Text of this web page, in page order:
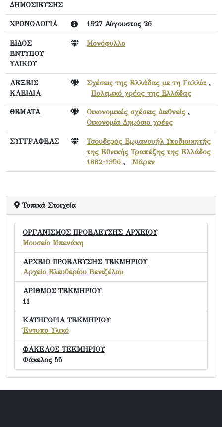
ΔΗΜΟΣΙΕΥΣΗΣ
ΧΡΟΝΟΛΟΓΙΑ 1927 Αύγουστος 26
ΕΙΔΟΣ
ΕΝΤΥΠΟΥ
ΥΛΙΚΟΥ
Μονόφυλλο
ΛΕΞΕΙΣ
ΚΛΕΙΔΙΑ
Σχέσεις της Ελλάδας με τη Γαλλία,
Πολεμικό χρέος της Ελλάδας
ΘΕΜΑΤΑ Οικονομικές σχέσεις Διεθνείς ,
Οικονομία Δημόσιο χρέος
ΣΥΓΓΡΑΦΕΑΣ
Τσουδερός Εμμανουήλ Υποδιοικητής
της Εθνικής Τραπέζης της Ελλάδος
1882-1956 , Μάρεν
Τοπικά Στοιχεία
ΟΡΓΑΝΙΣΜΟΣ ΠΡΟΕΛΕΥΣΗΣ ΑΡΧΕΙΟΥ
Μουσείο Μπενάκη
ΑΡΧΕΙΟ ΠΡΟΕΛΕΥΣΗΣ ΤΕΚΜΗΡΙΟΥ
Αρχείο Ελευθερίου Βενιζέλου
ΑΡΙΘΜΟΣ ΤΕΚΜΗΡΙΟΥ
11
ΚΑΤΗΓΟΡΙΑ ΤΕΚΜΗΡΙΟΥ
Έντυπο Υλικό
ΦΑΚΕΛΟΣ ΤΕΚΜΗΡΙΟΥ
Φάκελος 55